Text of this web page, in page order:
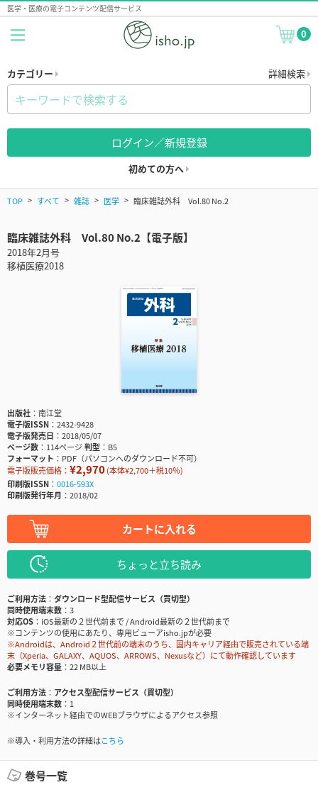
医学・医療の電子コンテンツ配信サービス
0
カテゴリー 詳細検索
ログイン／新規登録
初めての方へ
TOP すべて 雑誌 医学 臨床雑誌外科 Vol.80 No.2
臨床雑誌外科 Vol.80 No.2【電子版】
2018年2月号
移植医療2018
出版社
南江堂
電子版ISSN
2432-9428
電子版発売日
2018/05/07
ページ数
114ページ判型
B5
フォーマット
PDF（パソコンへのダウンロード不可）
電子版販売価格： ¥2,970(本体¥2,700＋税10％)
印刷版ISSN
0016-593X
印刷版発行年月
2018/02
カートに入れる
ちょっと立ち読み
ご利用方法
ダウンロード型配信サービス（買切型）
同時使用端末数
3
対応OS
iOS最新の２世代前まで / Android最新の２世代前まで
※コンテンツの使用にあたり、専用ビューアisho.jpが必要
※Androidは、Android２世代前の端末のうち、国内キャリア経由で販売されている端
末（Xperia、GALAXY、AQUOS、ARROWS、Nexusなど）にて動作確認しています
必要メモリ容量
22 MB以上
ご利用方法
アクセス型配信サービス（買切型）
同時使用端末数
1
※インターネット経由でのWEBブラウザによるアクセス参照
※導入・利用方法の詳細はこちら
巻号一覧